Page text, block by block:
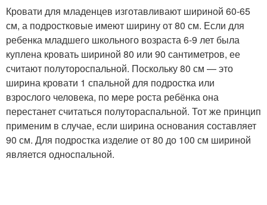
Кровати для младенцев изготавливают шириной 60-65
см, а подростковые имеют ширину от 80 см. Если для
ребенка младшего школьного возраста 6-9 лет была
куплена кровать шириной 80 или 90 сантиметров, ее
считают полутороспальной. Поскольку 80 см — это
ширина кровати 1 спальной для подростка или
взрослого человека, по мере роста ребёнка она
перестанет считаться полутораспальной. Тот же принцип
применим в случае, если ширина основания составляет
90 см. Для подростка изделие от 80 до 100 см шириной
является односпальной.